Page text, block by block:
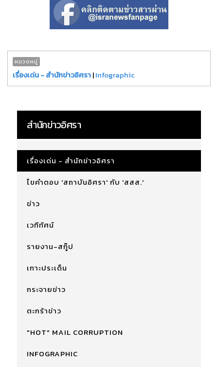
หมวดหมู่
เรื่องเด่น - สำนักข่าวอิศรา|Infographic
สำนักข่าวอิศรา
เรื่องเด่น - สำนักข่าวอิศรา
ไขคำตอบ 'สถาบันอิศรา' กับ 'สสส.'
ข่าว
เวทีทัศน์
รายงาน-สกู๊ป
เกาะประเด็น
กระจายข่าว
ตะกร้าข่าว
"HOT" MAIL CORRUPTION
INFOGRAPHIC